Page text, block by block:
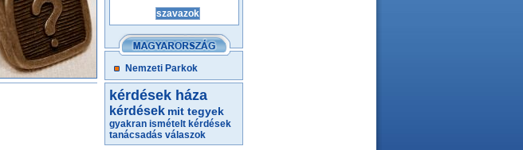
Nemzeti Parkok
kérdések háza
kérdések mit tegyek
gyakran ismételt kérdések
tanácsadás válaszok